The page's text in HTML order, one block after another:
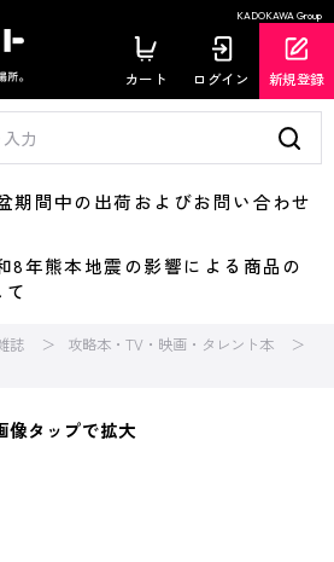
KADOKAWA Group
カート ログイン 新規登録
間中の出荷およびお問い合わせ
熊本地震の影響による商品の
誌
攻略本・TV・映画・タレント本
像タップで拡大